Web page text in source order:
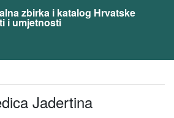
zbirka i katalog Hrvatske
i umjetnosti
Jadertina